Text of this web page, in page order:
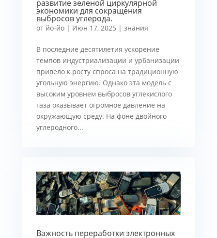
развитие зеленой циркулярной
экономики для сокращения
выбросов углерода.
от йо-йо| Июн 17, 2025 | знания
В последние десятилетия ускорение
темпов индустриализации и урбанизации
привело к росту спроса на традиционную
угольную энергию. Однако эта модель с
высоким уровнем выбросов углекислого
газа оказывает огромное давление на
окружающую среду. На фоне двойного
углеродного...
Важность переработки электронных